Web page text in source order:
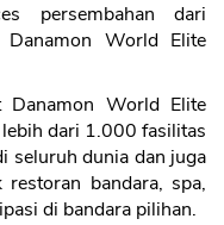
persembahan dari
Danamon World Elite
Danamon World Elite
dari 1.000 fasilitas
seluruh dunia dan juga
bandara, spa,
di bandara pilihan.